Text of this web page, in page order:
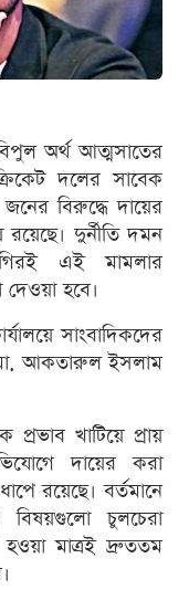
অর্থ আত্মসাতের
দলের সাবেক
বিরুদ্ধে দায়ের
রয়েছে। দুর্নীতি দমন
এই মামলার
হবে।
সাংবাদিকদের
মো. আকতারুল ইসলাম
প্রভাব খাটিয়ে প্রায়
দায়ের করা
রয়েছে। বর্তমানে
চুলচেরা
হওয়া মাত্রই দ্রুততম